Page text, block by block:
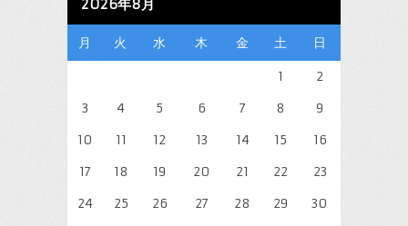
2026年8月
月 火 水 木 金 土 日
1
2
3
4 5 6 7 8
9
10
11 12 13 14 15
16
17
18 19 20 21 22
23
24
25 26 27 28 29
30